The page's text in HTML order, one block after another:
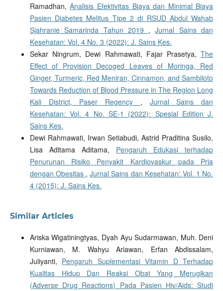
Ramadhan,Analisis Efektivitas Biaya dan Minimal Biaya
Pasien Diabetes Melitus Tipe 2 di RSUD Abdul Wahab
Sjahranie Samarinda Tahun 2019 ,Jurnal Sains dan
Kesehatan: Vol. 4 No. 3 (2022): J. Sains Kes.
Sekar Ningrum, Dewi Rahmawati, Fajar Prasetya,The
Effect of Provision Decoged Leaves of Moringa, Red
Ginger, Turmeric, Red Meniran, Cinnamon, and Sambiloto
Towards Reduction of Blood Pressure in The Region Long
Kali District, Paser Regency , Jurnal Sains dan
Kesehatan: Vol. 4 No. SE-1 (2022): Spesial Edition J.
Sains Kes.
Dewi Rahmawati, Irwan Setiabudi, Astrid Praditina Susilo,
Lisa Aditama Aditama, Pengaruh Edukasi terhadap
Penurunan Risiko Penyakit Kardiovaskur pada Pria
dengan Obesitas ,Jurnal Sains dan Kesehatan: Vol. 1 No.
4 (2015): J. Sains Kes.
Similar Articles
Ariska Wigatiningtyas, Dyah Ayu Sudarmawan, Muh. Deni
Kurniawan, M. Wahyu Ariawan, Erfan Abdissalam,
Juliyanti, Pengaruh Suplementasi Vitamin D Terhadap
Kualitas Hidup Dan Reaksi Obat Yang Merugikan
(Adverse Drug Reactions) Pada Pasien Hiv/Aids: Studi